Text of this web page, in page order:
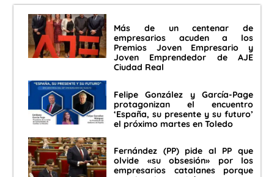
Más de un centenar de
empresarios acuden a los
Premios Joven Empresario y
Joven Emprendedor de AJE
Ciudad Real
Felipe González y García-Page
protagonizan el encuentro
‘España, su presente y su futuro’
el próximo martes en Toledo
Fernández (PP) pide al PP que
olvide «su obsesión» por los
empresarios catalanes porque